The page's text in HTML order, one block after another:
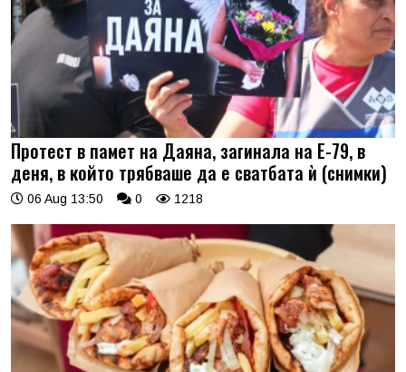
Протест в памет на Даяна, загинала на Е-79, в
деня, в който трябваше да е сватбата ѝ (снимки)
06 Aug 13:50 0 1218